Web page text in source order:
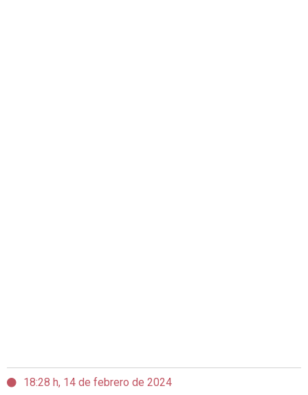
18:28 h, 14 de febrero de 2024